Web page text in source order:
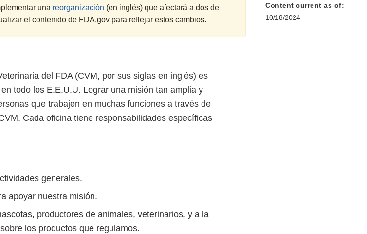
una reorganización (en inglés) que afectará a dos de
el contenido de FDA.gov para reflejar estos cambios.
del FDA (CVM, por sus siglas en inglés) es
todo los E.E.U.U. Lograr una misión tan amplia y
que trabajen en muchas funciones a través de
Cada oficina tiene responsabilidades específicas
generales.
apoyar nuestra misión.
productores de animales, veterinarios, y a la
los productos que regulamos.
Content current as of:
10/18/2024